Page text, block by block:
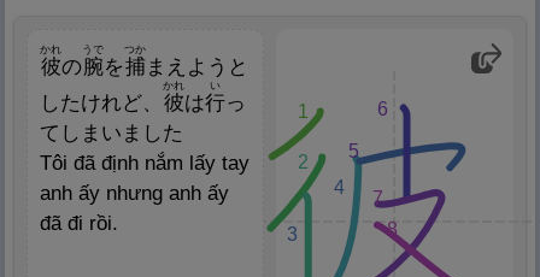
1
2
3
4
6
5
7
8
彼
Nghĩa: Bên kia, kẻ khác, đối
phương
かれ
の腕
うで
を捕
つか
まえようと
したけれど、 彼
Nghĩa: Bên kia, kẻ khác, đối
phương
かれ
は行
HÀNH, HẠNH, HÀNG,
い
っ
てしまいました
Tôi đã định nắm lấy tay
anh ấy nhưng anh ấy
đã đi rồi.